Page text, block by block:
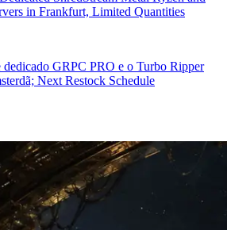
in Frankfurt, Limited Quantities
dedicado GRPC PRO e o Turbo Ripper
Next Restock Schedule